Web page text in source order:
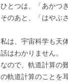
ひとつは、「あかつ
そのあと、「はやぶ
私は、宇宙科学も天
話はわかりません。
なので、軌道計算の
の軌道計算のことを